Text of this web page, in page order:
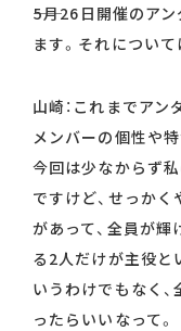
――5月26日開催のア
ます。それについ
山崎：これまでア
メンバーの個性や
今回は少なからず
ですけど、せっか
があって、全員が
る2人だけが主役と
いうわけでもなく
ったらいいなって。